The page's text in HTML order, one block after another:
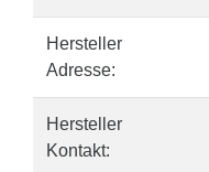
Hersteller
Adresse:
Hersteller
Kontakt: